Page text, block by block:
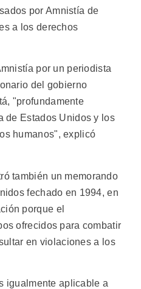
por Amnistía de
a los derechos
por un periodista
del gobierno
"profundamente
de Estados Unidos y los
humanos", explicó
también un memorando
fechado en 1994, en
porque el
ofrecidos para combatir
en violaciones a los
igualmente aplicable a